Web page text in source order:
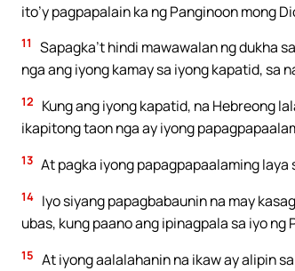
ito’y pagpapalain ka ng Panginoon mong
11
Sapagka’t hindi mawawalan ng dukha
nga ang iyong kamay sa iyong kapatid, sa
12
Kung ang iyong kapatid, na Hebreong
ikapitong taon nga ay iyong
13 At pagka iyong papagpapaalaming
14 Iyo siyang papagbabaunin na may
ubas, kung paano ang ipinagpala sa iyo ng
15 At iyong aalalahanin na ikaw ay alipin